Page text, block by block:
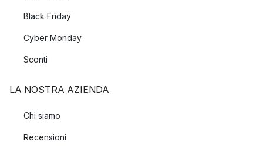
Black Friday
Cyber Monday
Sconti
LA NOSTRA AZIENDA
Chi siamo
Recensioni